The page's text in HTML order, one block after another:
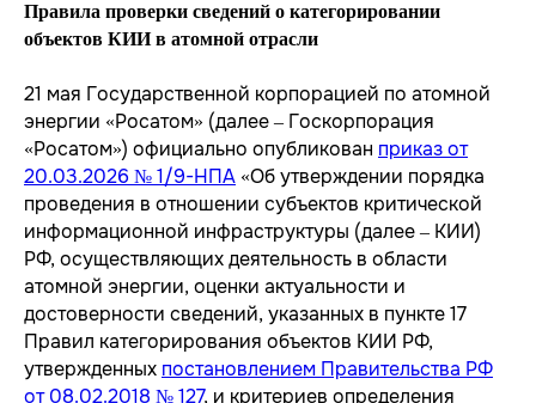
Правила проверки сведений о категорировании
объектов КИИ в атомной отрасли
21 мая Государственной корпорацией по атомной
энергии «Росатом» (далее – Госкорпорация
«Росатом») официально опубликован приказ от
20.03.2026 № 1/9-НПА «Об утверждении порядка
проведения в отношении субъектов критической
информационной инфраструктуры (далее – КИИ)
РФ, осуществляющих деятельность в области
атомной энергии, оценки актуальности и
достоверности сведений, указанных в пункте 17
Правил категорирования объектов КИИ РФ,
утвержденных постановлением Правительства РФ
от 08.02.2018 № 127, и критериев определения